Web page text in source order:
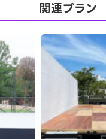
関連プラン